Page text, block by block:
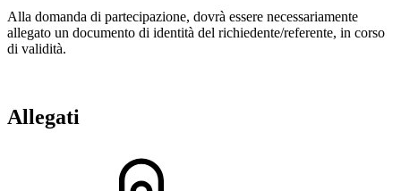
Alla domanda di partecipazione, dovrà essere necessariamente
allegato un documento di identità del richiedente/referente, in corso
di validità.
Allegati